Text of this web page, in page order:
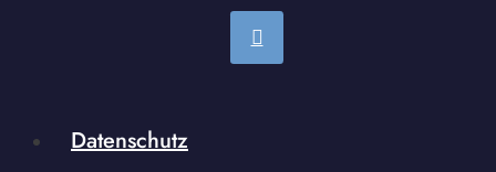
Datenschutz